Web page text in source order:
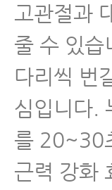
허리통증
좌골신경
척추관협
척추분리
고관절과
줄 수 있습
다리씩 번
심입니다.
를 20~30
근력 강화